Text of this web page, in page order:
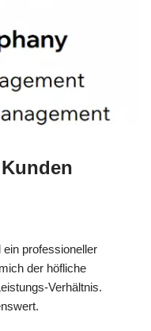
professioneller
der höfliche
Verhältnis.